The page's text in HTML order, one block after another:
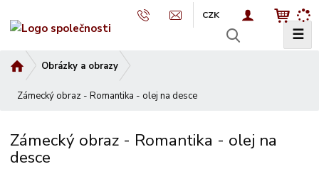
CZK
a
☰
v
o
í
s
Obrázky a obrazy
Zámecký obraz - Romantika - olej na desce
Zámecký obraz - Romantika - olej na
desce